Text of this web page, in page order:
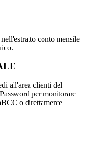
conto mensile
all'area clienti del
per monitorare
o direttamente